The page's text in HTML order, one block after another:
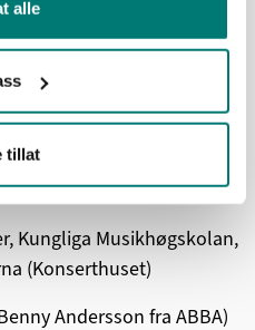
alle
tillat
(jazzklubb,
med
og møte
i studio.
Kungliga Musikhøgskolan,
(Konserthuset)
Andersson fra ABBA)